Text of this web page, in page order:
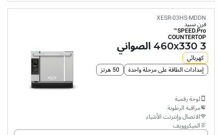
XESR-03HS-MDDN
فرن سبيد
SPEED.Pro™
COUNTERTOP
3 460x330 الصواني
كهربائي
إمدادات الطاقة على مرحلة واحدة
50 هرتز
لوحة رقمية
مراقبة الرطوبة
الاتصال وإنترنت الأشياء
الميكروويف